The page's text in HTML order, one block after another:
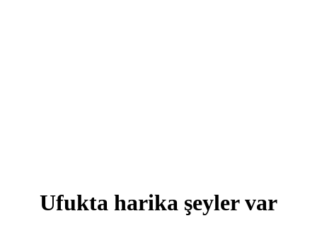
Ufukta harika şeyler var